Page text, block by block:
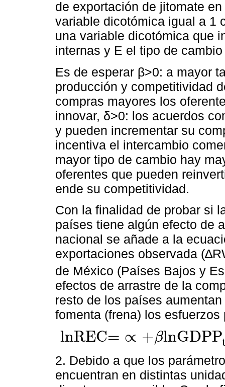
de exportación de jitomate
variable dicotómica igual a 1
una variable dicotómica que
internas y E el tipo de
Es de esperar β>0: a mayor
producción y competitividad
compras mayores los
innovar, δ>0: los acuerdos
y pueden incrementar su
incentiva el intercambio
mayor tipo de cambio hay
oferentes que pueden
ende su competitividad.
Con la finalidad de probar si
países tiene algún efecto de
nacional se añade a la
exportaciones observada
de México (Países Bajos y
efectos de arrastre de la
resto de los países
fomenta (frena) los
lnREC= ∝ +βlnGDPP
lnREC=∝+βlnGDPP +γlnPRICEt+δTA t+θIPt+ρlnEt+τ
2. Debido a que los
encuentran en distintas